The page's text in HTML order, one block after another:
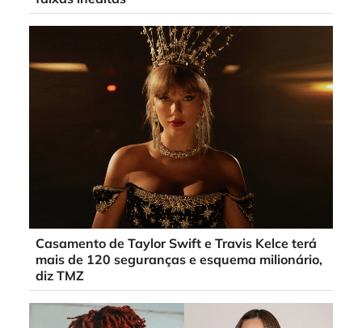
Casamento de Taylor Swift e Travis Kelce terá
mais de 120 seguranças e esquema milionário,
diz TMZ